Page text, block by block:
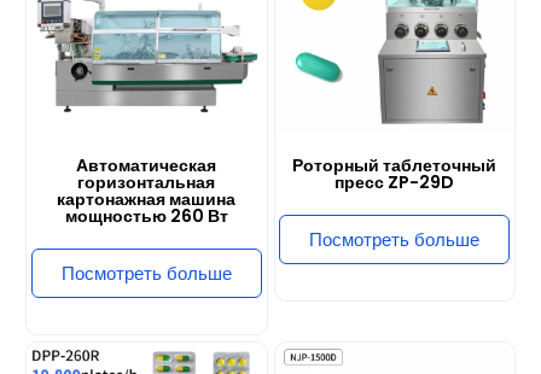
Автоматическая
мощностью 260 Вт
Посмотреть больше
Роторный таблеточный
пресс ZP-29D
Посмотреть больше